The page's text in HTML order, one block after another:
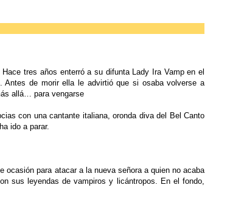
tres años enterró a su difunta Lady Ira Vamp en el
Antes de morir ella le advirtió que si osaba volverse a
allá… para vengarse
con una cantante italiana, oronda diva del Bel Canto
ido a parar.
ocasión para atacar a la nueva señora a quien no acaba
sus leyendas de vampiros y licántropos. En el fondo,